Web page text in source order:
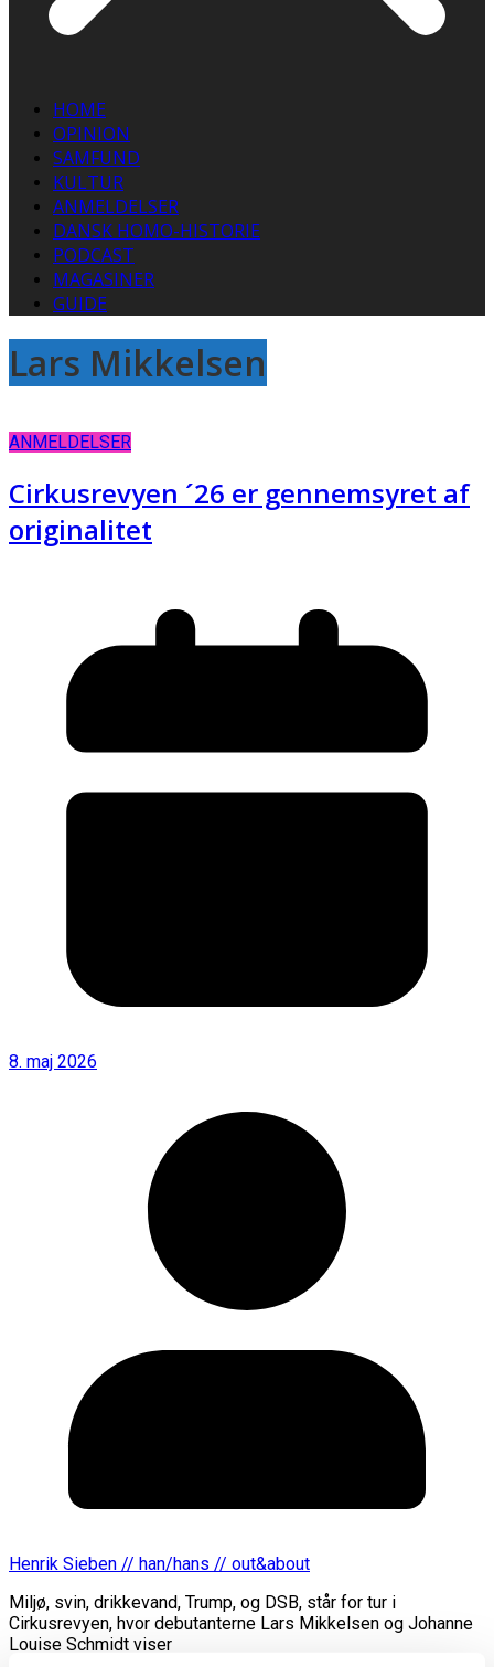
HOME
OPINION
SAMFUND
KULTUR
ANMELDELSER
DANSK HOMO-HISTORIE
PODCAST
MAGASINER
GUIDE
Lars Mikkelsen
ANMELDELSER
Cirkusrevyen ´26 er gennemsyret af
originalitet
8. maj 2026
Henrik Sieben // han/hans // out&about
Miljø, svin, drikkevand, Trump, og DSB, står for tur i
Cirkusrevyen, hvor debutanterne Lars Mikkelsen og Johanne
Louise Schmidt viser